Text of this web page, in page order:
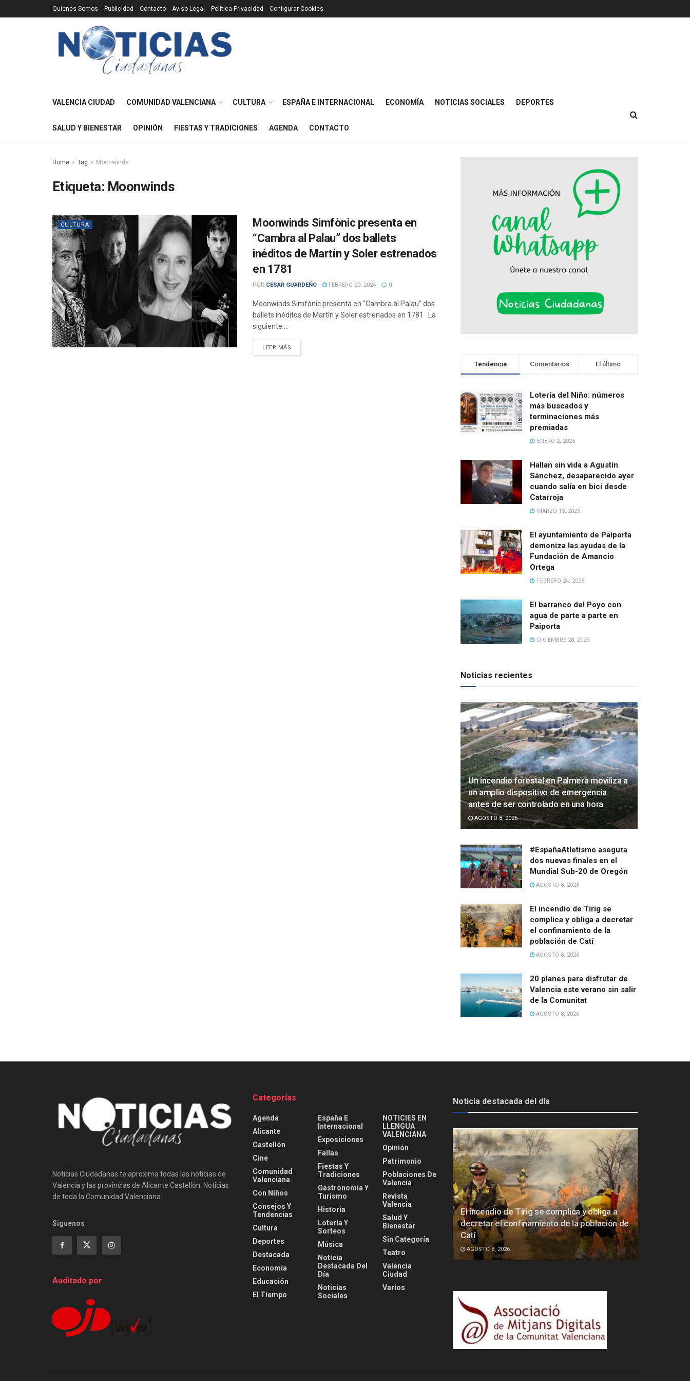
Quienes Somos Publicidad Contacto Aviso Legal Política Privacidad Configurar Cookies
VALENCIA CIUDAD COMUNIDAD VALENCIANA CULTURA ESPAÑA E INTERNACIONAL ECONOMÍA NOTICIAS SOCIALES DEPORTES
SALUD Y BIENESTAR OPINIÓN FIESTAS Y TRADICIONES AGENDA CONTACTO
Home Tag Moonwinds
Etiqueta: Moonwinds
CULTURA
Moonwinds Simfònic presenta en
“Cambra al Palau” dos ballets
inéditos de Martín y Soler estrenados
en 1781
POR CÉSAR GUARDEÑO FEBRERO 20, 2024 0
Moonwinds Simfònic presenta en “Cambra al Palau” dos
ballets inéditos de Martín y Soler estrenados en 1781 La
siguiente ...
LEER MÁS
Tendencia Comentarios El último
Lotería del Niño: números
más buscados y
terminaciones más
premiadas
ENERO 2, 2025
Hallan sin vida a Agustín
Sánchez, desaparecido ayer
cuando salía en bici desde
Catarroja
MARZO 13, 2025
El ayuntamiento de Paiporta
demoniza las ayudas de la
Fundación de Amancio
Ortega
FEBRERO 24, 2025
El barranco del Poyo con
agua de parte a parte en
Paiporta
DICIEMBRE 28, 2025
Noticias recientes
Un incendio forestal en Palmera moviliza a
un amplio dispositivo de emergencia
antes de ser controlado en una hora
AGOSTO 8, 2026
#EspañaAtletismo asegura
dos nuevas finales en el
Mundial Sub-20 de Oregón
AGOSTO 8, 2026
El incendio de Tírig se
complica y obliga a decretar
el confinamiento de la
población de Catí
AGOSTO 8, 2026
20 planes para disfrutar de
Valencia este verano sin salir
de la Comunitat
AGOSTO 8, 2026
Noticias Ciudadanas te aproxima todas las noticias de
Valencia y las provincias de Alicante Castellón. Noticias
de toda la Comunidad Valenciana.
Siguenos
Auditado por
Categorías
Agenda
Alicante
Castellón
Cine
Comunidad
Valenciana
Con Niños
Consejos Y
Tendencias
Cultura
Deportes
Destacada
Economía
Educación
El Tiempo
España E
Internacional
Exposiciones
Fallas
Fiestas Y
Tradiciones
Gastronomía Y
Turismo
Historia
Lotería Y
Sorteos
Música
Noticia
Destacada Del
Día
Noticias
Sociales
NOTICIES EN
LLENGUA
VALENCIANA
Opinión
Patrimonio
Poblaciones De
Valencia
Revista
Valencia
Salud Y
Bienestar
Sin Categoría
Teatro
Valencia
Ciudad
Varios
Noticia destacada del día
El incendio de Tírig se complica y obliga a
decretar el confinamiento de la población de
Catí
AGOSTO 8, 2026